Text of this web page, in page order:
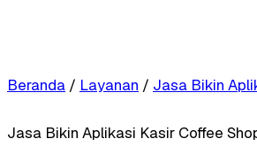
Beranda / Layanan / Jasa Bikin
Jasa Bikin Aplikasi Kasir Coffee